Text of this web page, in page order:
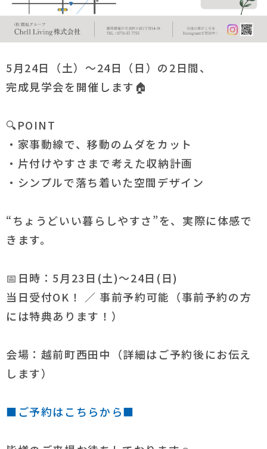
5月24日（土）～24日（日）の2日間、
完成見学会を開催します🏠
🔍POINT
・家事動線で、移動のムダをカット
・片付けやすさまで考えた収納計画
・シンプルで落ち着いた空間デザイン
“ちょうどいい暮らしやすさ”を、実際に体感で
きます。
📅日時：5月23日(土)～24日(日)
当日受付OK！ ／ 事前予約可能（事前予約の方
には特典あります！）
会場：越前町西田中（詳細はご予約後にお伝え
します）
■ご予約はこちらから■